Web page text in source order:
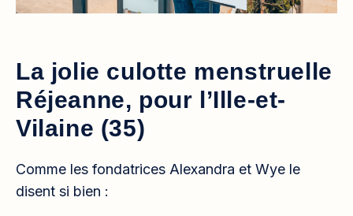
La jolie culotte menstruelle
Réjeanne, pour l’Ille-et-
Vilaine (35)
Comme les fondatrices Alexandra et Wye le
disent si bien :